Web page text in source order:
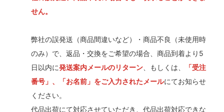
せん。
弊社の誤発送（商品間違いなど）・商品不良（未使用時
のみ）で、返品・交換をご希望の場合、商品到着より5
日以内に発送案内メールのリターン 、もしくは、
「受注
番号」、「お名前」をご入力されたメールにてお知らせ
ください。
代品出荷にて対応させていただき、代品出荷対応できな